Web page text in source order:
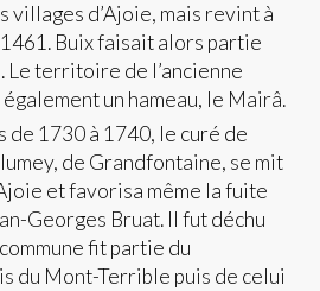
villages d’Ajoie, mais revint à
Buix faisait alors partie
Le territoire de l’ancienne
un hameau, le Mairâ.
de 1730 à 1740, le curé de
de Grandfontaine, se mit
et favorisa même la fuite
Georges Bruat. Il fut déchu
fit partie du
du Mont-Terrible puis de celui